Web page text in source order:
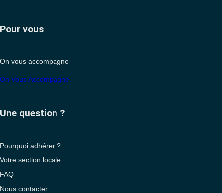
Pour vous
On vous accompagne
On Vous Accompagne
Une question ?
Pourquoi adhérer ?
Votre section locale
FAQ
Nous contacter